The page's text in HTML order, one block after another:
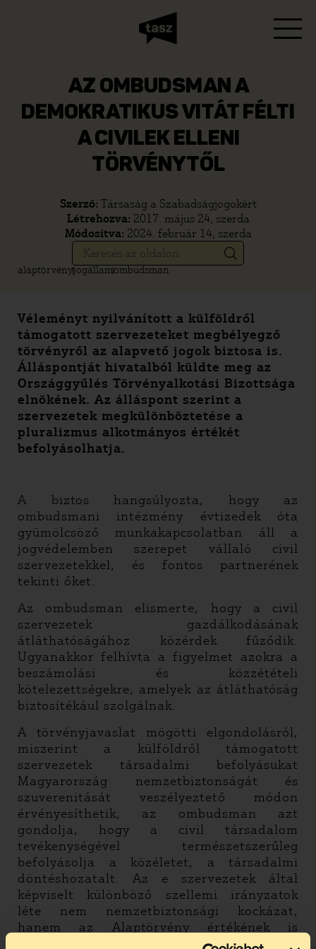
AZ OMBUDSMAN A
DEMOKRATIKUS VITÁT FÉLTI
A CIVILEK ELLENI
TÖRVÉNYTŐL
Szerző: Társaság a Szabadságjogokért
Létrehozva: 2017. május 24, szerda
Módosítva: 2024. február 14, szerda
alaptörvényjogállamombudsman
Véleményt nyilvánított a külföldről
támogatott szervezeteket megbélyegző
törvényről az alapvető jogok biztosa is.
Álláspontját hivatalból küldte meg az
Országgyűlés Törvényalkotási Bizottsága
elnökének. Az álláspont szerint a
szervezetek megkülönböztetése a
pluralizmus alkotmányos értékét
befolyásolhatja.
A biztos hangsúlyozta, hogy az
ombudsmani intézmény évtizedek óta
gyümölcsöző munkakapcsolatban áll a
jogvédelemben szerepet vállaló civil
szervezetekkel, és fontos partnerének
tekinti őket.
Az ombudsman elismerte, hogy a civil
szervezetek gazdálkodásának
átláthatóságához közérdek fűződik.
Ugyanakkor felhívta a figyelmet azokra a
beszámolási és közzétételi
kötelezettségekre, amelyek az átláthatóság
biztosítékául szolgálnak.
A törvényjavaslat mögötti elgondolásról,
miszerint a külföldről támogatott
szervezetek társadalmi befolyásukat
Magyarország nemzetbiztonságát és
szuverenitását veszélyeztető módon
érvényesíthetik, az ombudsman azt
gondolja, hogy a civil társadalom
tevékenységével természetszerűleg
befolyásolja a közéletet, a társadalmi
döntéshozatalt. Az e szervezetek által
képviselt különböző szellemi irányzatok
léte nem nemzetbiztonsági kockázat,
hanem az Alaptörvény értékének is
tekintett pluralizmus velejárója.